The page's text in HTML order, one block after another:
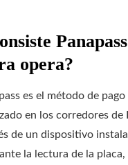
opera?
es el método de pago
en los corredores de
de un dispositivo
la lectura de la placa,